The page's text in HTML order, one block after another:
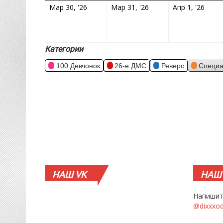
Мар 30, '26 30.03.2026Мар 31, '26 31.03.2026Апр 1, '26
Категории
100 Девчонок 26-е ДМС Реверс
НАШVK НАШ